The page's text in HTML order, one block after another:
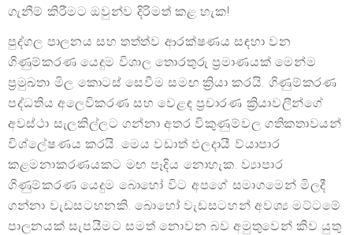
ගැනීම් කිරීමට ඔවුන්ව දිරිමත් කළ හැක!
පුද්ගල පාලනය සහ තත්ත්ව ආරක්ෂණය සඳහා වන
ගිණුම්කරණ යෙදුම විශාල තොරතුරු ප්‍රමාණයක් මෙන්ම
ප්‍රමුඛතා මිල කොටස් සෙවීම සමඟ ක්‍රියා කරයි. ගිණුම්කරණ
පද්ධතිය අලෙවිකරණ සහ වෙළඳ ප්‍රචාරණ ක්‍රියාවලීන්ගේ
අවස්ථා සැලකිල්ලට ගන්නා අතර විකුණුම්වල ගතිකතාවයන්
විශ්ලේෂණය කරයි. මෙය වඩාත් ඵලදායී ව්යාපාර
කළමනාකරණයකට මඟ පෑදිය නොහැක. ව්‍යාපාර
ගිණුම්කරණ යෙදුම බොහෝ විට අපගේ සමාගමෙන් මිලදී
ගන්නා වැඩසටහනකි. බොහෝ වැඩසටහන් අවශ්‍ය මට්ටමේ
පාලනයක් සැපයීමට සමත් නොවන බව අමුතුවෙන් කිව යුතු